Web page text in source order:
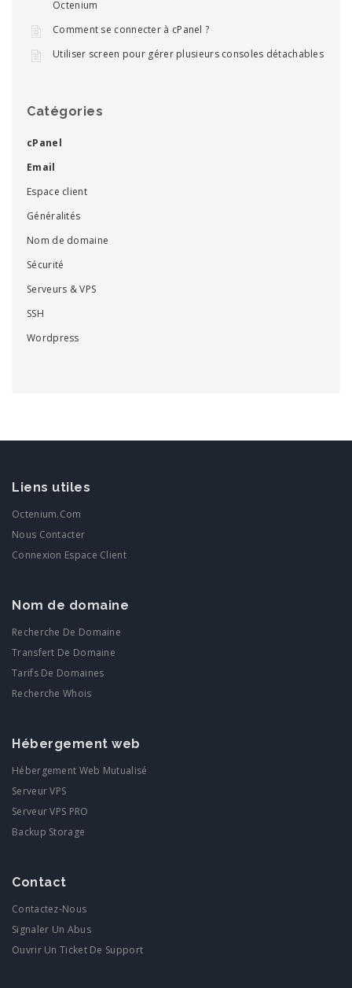
Octenium
Comment se connecter à cPanel ?
Utiliser screen pour gérer plusieurs consoles détachables
Catégories
cPanel
Email
Espace client
Généralités
Nom de domaine
Sécurité
Serveurs & VPS
SSH
Wordpress
Liens utiles
Octenium.com
Nous Contacter
Connexion Espace Client
Nom de domaine
Recherche De Domaine
Transfert De Domaine
Tarifs De Domaines
Recherche Whois
Hébergement web
Hébergement Web Mutualisé
Serveur VPS
Serveur VPS PRO
Backup Storage
Contact
Contactez-Nous
Signaler Un Abus
Ouvrir Un Ticket De Support